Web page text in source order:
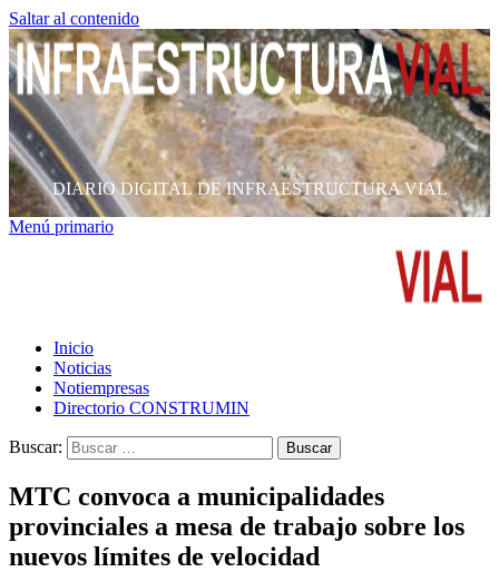
Saltar al contenido
DIARIO DIGITAL DE INFRAESTRUCTURA VIAL
Menú primario
Inicio
Noticias
Notiempresas
Directorio CONSTRUMIN
Buscar:
MTC convoca a municipalidades
provinciales a mesa de trabajo sobre los
nuevos límites de velocidad